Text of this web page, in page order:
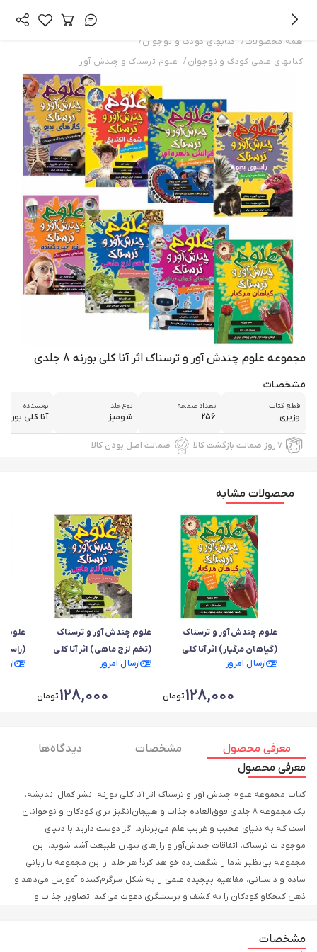
همه محصولات/ کتابهای کودک و نوجوان/
کتابهای علمی کودک و نوجوان/ علوم ترسناك و چندش آور
مجموعه علوم چندش آور و ترسناک اثر آنا کلی بورنه 8 جلدی
مشخصات
قطع كتاب
وزيري
تعداد صفحه
256
نوع جلد
شوميز
نويسنده
آنا كلي بورنه
۷ روز ضمانت بازگشت کالا ضمانت اصل بودن کالا
محصولات مشابه
علوم چندش آور و ترسناک
(گیاهان مرگبار) اثر آنا کلی
بورنهارسال امروز
128,000تومان
علوم چندش آور و ترسناک
(تخم لزج ماهی) اثر آنا کلی
بورنهارسال امروز
128,000تومان
علوم
(راسوی
معرفی محصول مشخصات
دیدگاه ها
معرفی محصول
کتاب مجموعه علوم چندش آور و ترسناک اثر آنا کلی بورنه، نشر کمال اندیشه،
یک مجموعه 8 جلدی فوق‌العاده جذاب و هیجان‌انگیز برای کودکان و نوجوانان
است که به دنیای عجیب و غریب علم می‌پردازد. اگر دوست دارید با دنیای
موجودات ترسناک، اتفاقات چندش‌آور و رازهای پنهان طبیعت آشنا شوید، این
مجموعه بی‌نظیر شما را شگفت‌زده خواهد کرد! هر جلد از این مجموعه با زبانی
ساده و داستانی، مفاهیم پیچیده علمی را به شکل سرگرم‌کننده آموزش می‌دهد و
ذهن کنجکاو کودکان را به کشف و پرسشگری دعوت می‌کند. تصاویر جذاب و
با محوریت موضوعاتی چون حشرات ترسناک، بدن انسان، موجودات عجیب و
مشخصات